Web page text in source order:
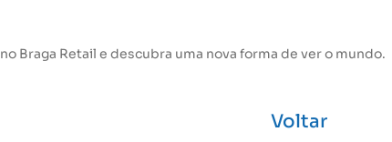
no Braga Retail e descubra uma nova forma de ver o mundo.
Voltar